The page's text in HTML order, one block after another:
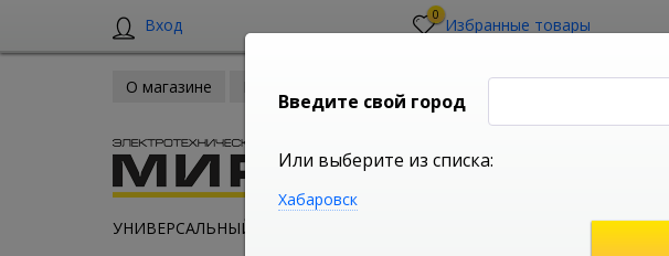
Вход 0 Избранные товары
О магазине
УНИВЕРСАЛЬНЫЙ ИНТЕРНЕТ МАГАЗИН
Введите свой город
Или выберите из списка:
Хабаровск